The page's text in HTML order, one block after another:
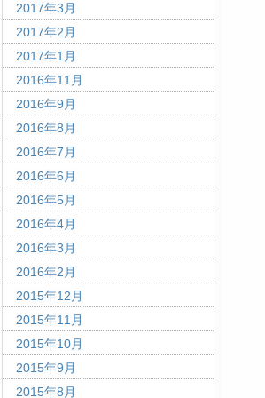
2017年3月
2017年2月
2017年1月
2016年11月
2016年9月
2016年8月
2016年7月
2016年6月
2016年5月
2016年4月
2016年3月
2016年2月
2015年12月
2015年11月
2015年10月
2015年9月
2015年8月